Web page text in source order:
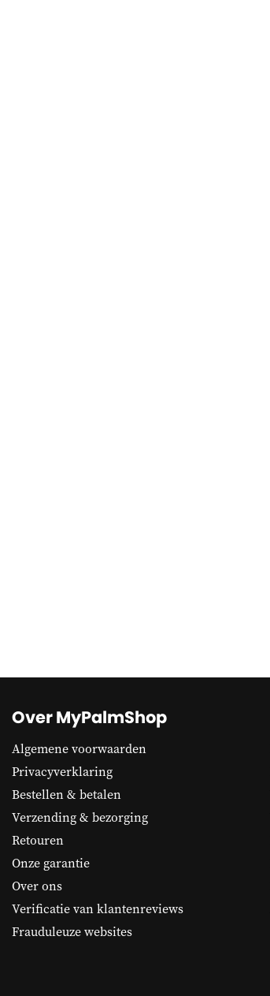
Over MyPalmShop
Algemene voorwaarden
Privacyverklaring
Bestellen & betalen
Verzending & bezorging
Retouren
Onze garantie
Over ons
Verificatie van klantenreviews
Frauduleuze websites